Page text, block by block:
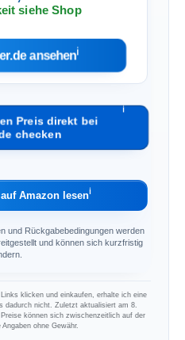
siehe Shop
ansehenℹ︎
Preis direkt bei
checken
ℹ︎
Amazon lesenℹ︎
und Rückgabebedingungen werden
und können sich kurzfristig
klicken und einkaufen, erhalte ich eine
dadurch nicht. Zuletzt aktualisiert am 8.
können sich zwischenzeitlich auf der
ohne Gewähr.